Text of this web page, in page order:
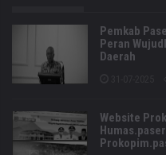
Pemkab
Peran
Daerah
Website